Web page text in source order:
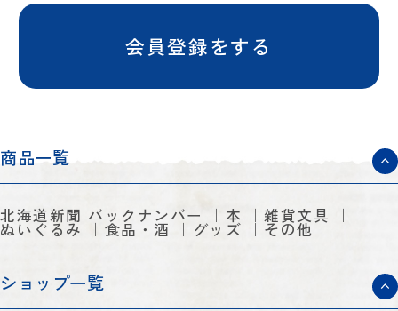
会員登録をする
商品一覧
北海道新聞 バックナンバー 本 雑貨文具
ぬいぐるみ 食品・酒 グッズ その他
ショップ一覧